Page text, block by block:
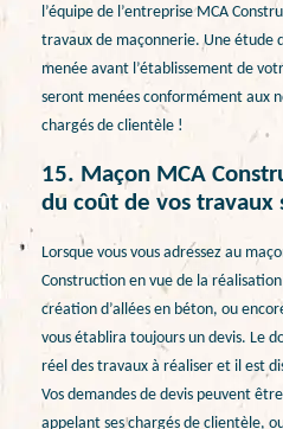
l’équipe de l’entreprise MCA
travaux de maçonnerie. Une étude
menée avant l’établissement de
seront menées conformément aux
chargés de clientèle !
15. Maçon MCA
du coût de vos travaux
Lorsque vous vous adressez au
Construction en vue de la
création d’allées en béton, ou
vous établira toujours un devis. Le
réel des travaux à réaliser et il est
Vos demandes de devis peuvent
appelant ses chargés de clientèle,